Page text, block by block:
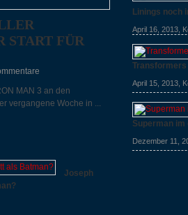
START FÜR
MAN 3 an den
vergangene Woche in ...
Linings noch
April 16, 2013,
Transformers
April 15, 2013,
Superman im
Dezember 11,
Joseph